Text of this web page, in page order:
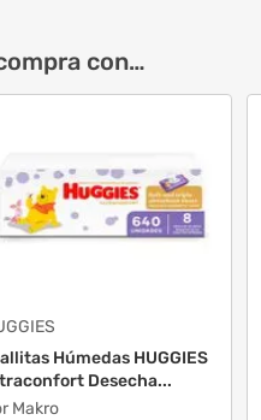
con…
Húmedas HUGGIES
Desecha...
Makro